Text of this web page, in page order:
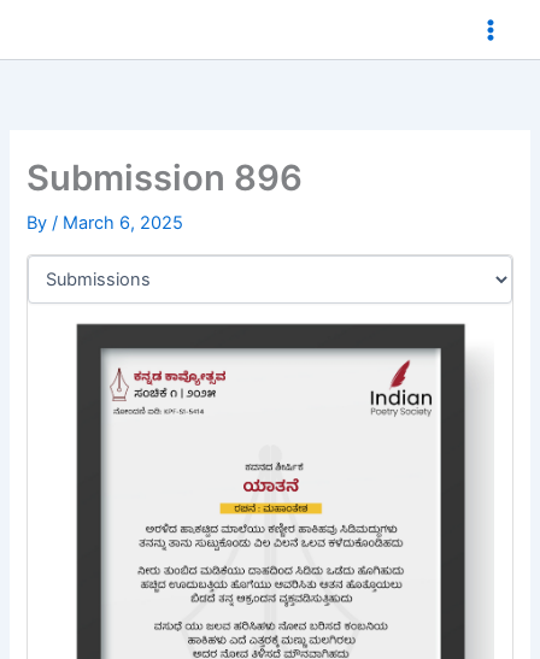
Submission 896
By/ March 6, 2025